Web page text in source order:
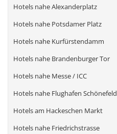
Hotels nahe Alexanderplatz
Hotels nahe Potsdamer Platz
Hotels nahe Kurfürstendamm
Hotels nahe Brandenburger Tor
Hotels nahe Messe / ICC
Hotels nahe Flughafen Schönefeld
Hotels am Hackeschen Markt
Hotels nahe Friedrichstrasse